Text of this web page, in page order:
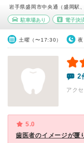
岩手県盛岡市中央通（盛岡駅
駐車場あり 電子決
土曜（〜17:30） 夜
2
アク
5.0
歯医者のイメージが覆